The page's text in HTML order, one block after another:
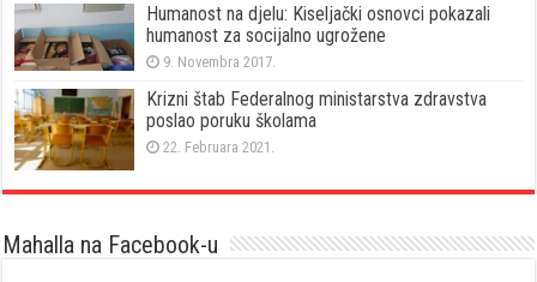
Humanost na djelu: Kiseljački osnovci pokazali
humanost za socijalno ugrožene
9. Novembra 2017.
Krizni štab Federalnog ministarstva zdravstva
poslao poruku školama
22. Februara 2021.
Mahalla na Facebook-u